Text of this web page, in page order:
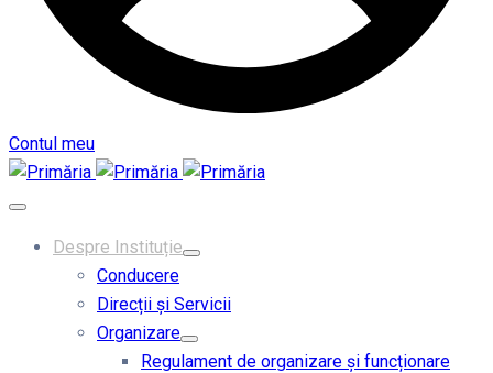
Contul meu
Despre Instituție
Conducere
Direcții și Servicii
Organizare
Regulament de organizare și funcționare